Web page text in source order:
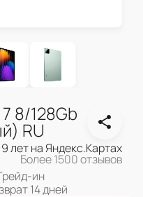
8/128Gb
RU
9 лет на Яндекс.Картах
Более 1500 отзывов
ин
14 дней